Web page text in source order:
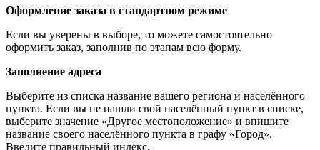
Оформление заказа в стандартном режиме
Если вы уверены в выборе, то можете самостоятельно
оформить заказ, заполнив по этапам всю форму.
Заполнение адреса
Выберите из списка название вашего региона и населённого
пункта. Если вы не нашли свой населённый пункт в списке,
выберите значение «Другое местоположение» и впишите
название своего населённого пункта в графу «Город».
Введите правильный индекс.